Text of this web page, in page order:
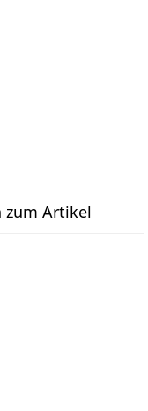
zum Artikel